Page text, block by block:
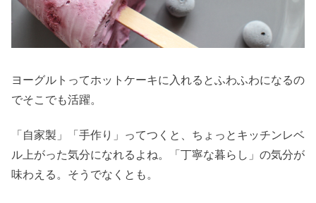
ヨーグルトってホットケーキに入れるとふわふわになるの
でそこでも活躍。
「自家製」「手作り」ってつくと、ちょっとキッチンレベ
ル上がった気分になれるよね。「丁寧な暮らし」の気分が
味わえる。そうでなくとも。